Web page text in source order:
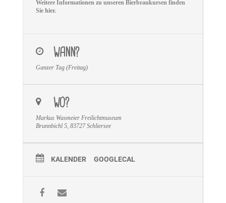
Weitere Informationen zu unseren Bierbraukursen finden
Sie hier.
WANN?
Ganzer Tag (Freitag)
WO?
Markus Wasmeier Freilichtmuseum
Brunnbichl 5, 83727 Schliersee
KALENDER GOOGLECAL